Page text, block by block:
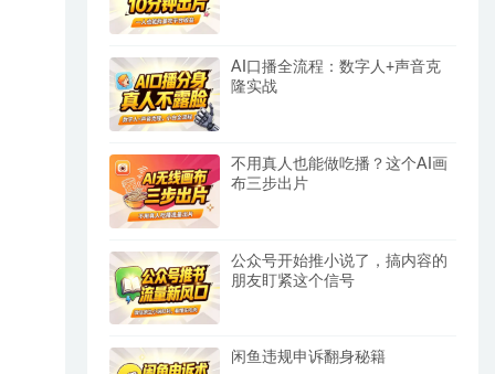
AI口播全流程：数字人+声音克
隆实战
不用真人也能做吃播？这个AI画
布三步出片
公众号开始推小说了，搞内容的
朋友盯紧这个信号
闲鱼违规申诉翻身秘籍